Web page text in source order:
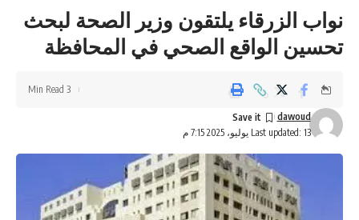
نواب الزرقاء يلتقون وزير الصحة لبحث
تحسين الواقع الصحي في المحافظة
Last updated: 13 يوليو، 2025 7:15 م
dawoud
3 Min Read